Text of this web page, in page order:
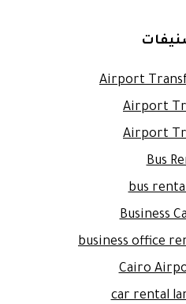
Airport
Airport
Airport
Bus
bus
Business
business office
Cairo
car rental